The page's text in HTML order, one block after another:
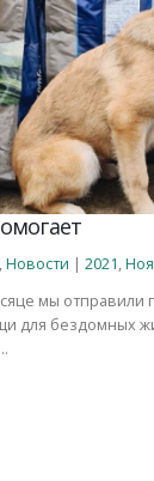
,Новости |2021,
мы отправили
для бездомных